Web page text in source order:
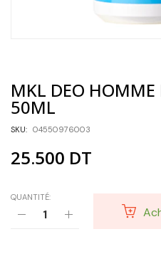
MKL DEO HOMME
50ML
SKU: 04550976003
25.500 DT
QUANTITÉ: